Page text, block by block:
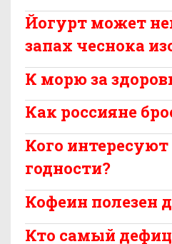
Йогурт может
запах чеснока
К морю за
Как россияне
Кого интересуют
годности?
Кофеин полезен
Кто самый